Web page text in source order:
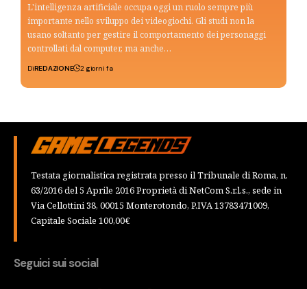
L'intelligenza artificiale occupa oggi un ruolo sempre più
importante nello sviluppo dei videogiochi. Gli studi non la
usano soltanto per gestire il comportamento dei personaggi
controllati dal computer, ma anche…
DiREDAZIONE 2 giorni fa
Testata giornalistica registrata presso il Tribunale di Roma, n.
63/2016 del 5 Aprile 2016 Proprietà di NetCom S.r.l.s., sede in
Via Cellottini 38, 00015 Monterotondo, P.IVA 13783471009,
Capitale Sociale 100,00€
Seguici sui social